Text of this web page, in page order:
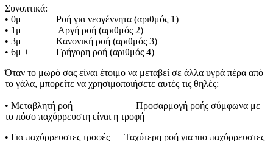
Συνοπτικά:
• 0μ+            Ροή για νεογέννητα (αριθμός 1)
• 1μ+             Αργή ροή (αριθμός 2)
• 3μ+            Κανονική ροή (αριθμός 3)
• 6μ +           Γρήγορη ροή (αριθμός 4)
Όταν το μωρό σας είναι έτοιμο να μεταβεί σε άλλα υγρά πέρα από
το γάλα, μπορείτε να χρησιμοποιήσετε αυτές τις θηλές:
• Μεταβλητή ροή                          Προσαρμογή ροής σύμφωνα με
το πόσο παχύρρευστη είναι η τροφή
• Για παχύρρευστες τροφές      Ταχύτερη ροή για πιο παχύρρευστες